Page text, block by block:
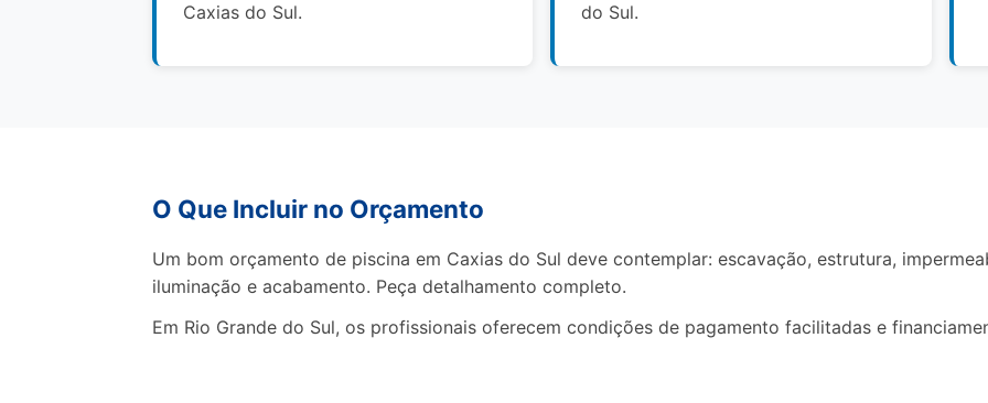
Caxias do Sul.
do Sul.
O Que Incluir no Orçamento
Um bom orçamento de piscina em Caxias do Sul deve contemplar: escavação, estrutura,
iluminação e acabamento. Peça detalhamento completo.
Em Rio Grande do Sul, os profissionais oferecem condições de pagamento facilitadas e